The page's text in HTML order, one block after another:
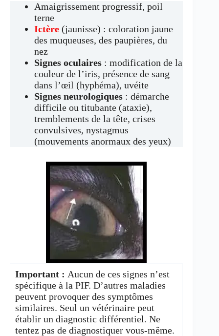
Amaigrissement progressif, poil
terne
Ictère (jaunisse) : coloration jaune
des muqueuses, des paupières, du
nez
Signes oculaires : modification de la
couleur de l’iris, présence de sang
dans l’œil (hyphéma), uvéite
Signes neurologiques : démarche
difficile ou titubante (ataxie),
tremblements de la tête, crises
convulsives, nystagmus
(mouvements anormaux des yeux)
Important : Aucun de ces signes n’est
spécifique à la PIF. D’autres maladies
peuvent provoquer des symptômes
similaires. Seul un vétérinaire peut
établir un diagnostic différentiel. Ne
tentez pas de diagnostiquer vous-même.